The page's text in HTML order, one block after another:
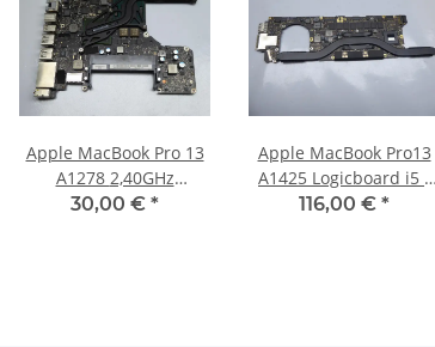
Apple MacBook Pro 13
A1278 2,40GHz
Logicboard 820-2879-B
30,00 € *
Apple MacBook Pro13
A1425 Logicboard i5 -
2.5GHz / 8GB RAM 820-
116,00 € *